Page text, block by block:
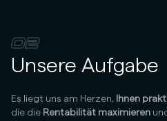
02
Unsere Aufgabe
Es liegt uns am Herzen, Ihnen
die die Rentabilität maximieren